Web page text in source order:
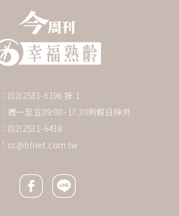
(02)2581-6196 按 1
週一至五09:00~17:30例假日除外
(02)2531-6438
cc@btnet.com.tw
Facebook icon
Line icon